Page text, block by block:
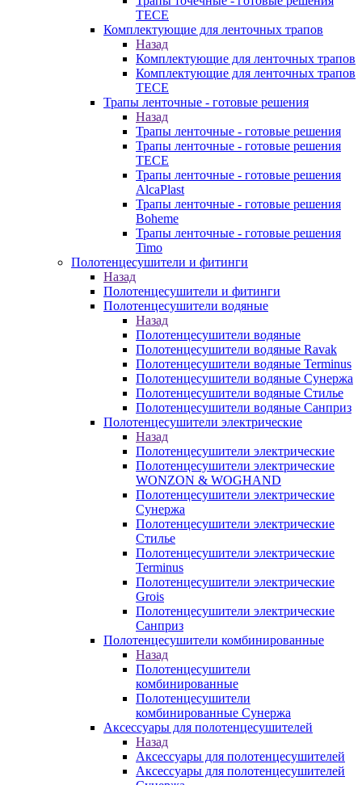
TECE
Комплектующие для ленточных трапов
Назад
Комплектующие для ленточных трапов
Комплектующие для ленточных трапов
TECE
Трапы ленточные - готовые решения
Назад
Трапы ленточные - готовые решения
Трапы ленточные - готовые решения
TECE
Трапы ленточные - готовые решения
AlcaPlast
Трапы ленточные - готовые решения
Boheme
Трапы ленточные - готовые решения
Timo
Полотенцесушители и фитинги
Назад
Полотенцесушители и фитинги
Полотенцесушители водяные
Назад
Полотенцесушители водяные
Полотенцесушители водяные Ravak
Полотенцесушители водяные Terminus
Полотенцесушители водяные Сунержа
Полотенцесушители водяные Стилье
Полотенцесушители водяные Санприз
Полотенцесушители электрические
Назад
Полотенцесушители электрические
Полотенцесушители электрические
WONZON & WOGHAND
Полотенцесушители электрические
Сунержа
Полотенцесушители электрические
Стилье
Полотенцесушители электрические
Terminus
Полотенцесушители электрические
Grois
Полотенцесушители электрические
Санприз
Полотенцесушители комбинированные
Назад
Полотенцесушители
комбинированные
Полотенцесушители
комбинированные Сунержа
Аксессуары для полотенцесушителей
Назад
Аксессуары для полотенцесушителей
Аксессуары для полотенцесушителей